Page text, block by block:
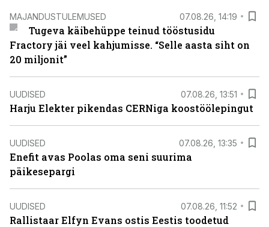
MAJANDUSTULEMUSED 07.08.26, 14:19
Tugeva käibehüppe teinud tööstusidu
Fractory jäi veel kahjumisse. “Selle aasta siht on
20 miljonit”
UUDISED 07.08.26, 13:51
Harju Elekter pikendas CERNiga koostöölepingut
UUDISED 07.08.26, 13:35
Enefit avas Poolas oma seni suurima
päikesepargi
UUDISED 07.08.26, 11:52
Rallistaar Elfyn Evans ostis Eestis toodetud